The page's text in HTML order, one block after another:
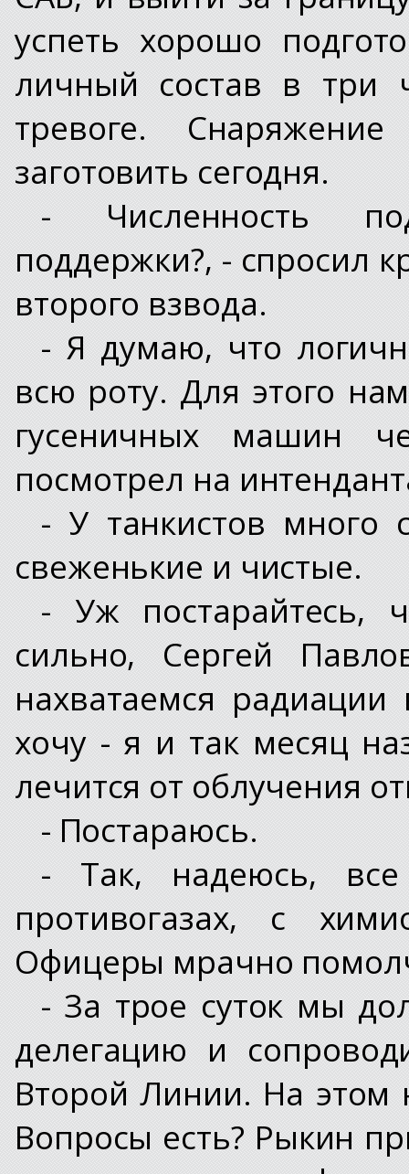
успеть хорошо
личный состав в три
тревоге.
заготовить сегодня.
- Численность
поддержки?, - спросил
второго взвода.
- Я думаю, что
всю роту. Для этого
гусеничных машин
посмотрел на
- У танкистов много
свеженькие и чистые.
- Уж постарайтесь,
сильно, Сергей
нахватаемся
хочу - я и так месяц
лечится от облучения
- Постараюсь.
- Так, надеюсь,
противогазах, с
Офицеры мрачно
- За трое суток мы
делегацию и
Второй Линии. На этом
Вопросы есть? Рыкин